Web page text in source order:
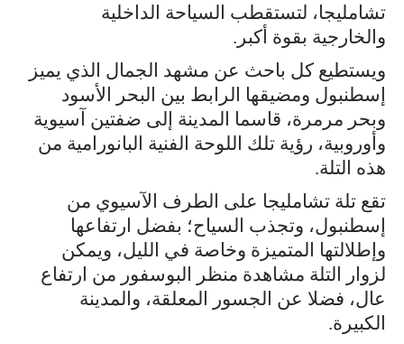
تشامليجا، لتستقطب السياحة الداخلية
والخارجية بقوة أكبر.
ويستطيع كل باحث عن مشهد الجمال الذي يميز
إسطنبول ومضيقها الرابط بين البحر الأسود
وبحر مرمرة، قاسما المدينة إلى ضفتين آسيوية
وأوروبية، رؤية تلك اللوحة الفنية البانورامية من
هذه التلة.
تقع تلة تشامليجا على الطرف الآسيوي من
إسطنبول، وتجذب السياح؛ بفضل ارتفاعها
وإطلالتها المتميزة وخاصة في الليل، ويمكن
لزوار التلة مشاهدة منظر البوسفور من ارتفاع
عال، فضلا عن الجسور المعلقة، والمدينة
الكبيرة.